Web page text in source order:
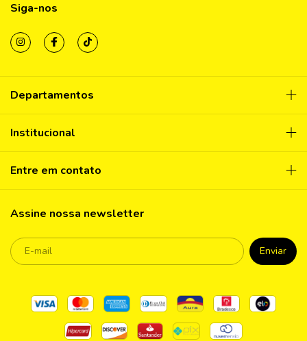
Siga-nos
Departamentos
Institucional
Entre em contato
Assine nossa newsletter